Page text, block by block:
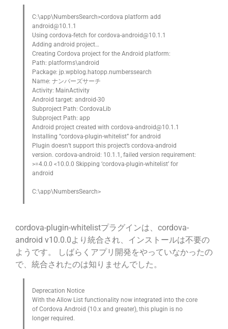
C:\app\NumbersSearch>cordova platform add
android@10.1.1
Using cordova-fetch for cordova-android@10.1.1
Adding android project…
Creating Cordova project for the Android platform:
Path: platforms\android
Package: jp.wpblog.hatopp.numberssearch
Name: ナンバーズサーチ
Activity: MainActivity
Android target: android-30
Subproject Path: CordovaLib
Subproject Path: app
Android project created with cordova-android@10.1.1
Installing “cordova-plugin-whitelist” for android
Plugin doesn’t support this project’s cordova-android
version. cordova-android: 10.1.1, failed version requirement:
>=4.0.0 <10.0.0 Skipping ‘cordova-plugin-whitelist’ for
android
C:\app\NumbersSearch>
cordova-plugin-whitelistプラグインは、cordova-
android v10.0.0より統合され、インストールは不要の
ようです。 しばらくアプリ開発をやっていなかったの
で、統合されたのは知りませんでした。
Deprecation Notice
With the Allow List functionality now integrated into the core
of Cordova Android (10.x and greater), this plugin is no
longer required.